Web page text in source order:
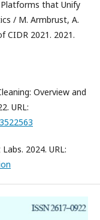
that Unify
/ M. Armbrust, A.
CIDR 2021. 2021.
Overview and
URL:
2024. URL: